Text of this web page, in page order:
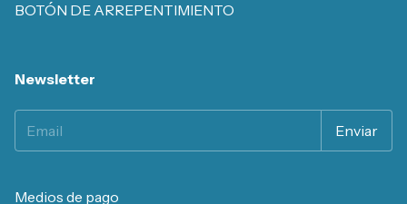
BOTÓN DE ARREPENTIMIENTO
Newsletter
Medios de pago